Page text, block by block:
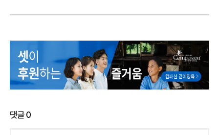
댓글0